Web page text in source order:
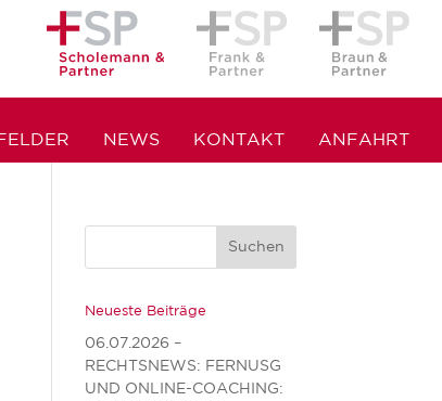
NEWS KONTAKT ANFAHRT
Neueste Beiträge
06.07.2026 –
RECHTSNEWS: FERNUSG
UND ONLINE-COACHING: